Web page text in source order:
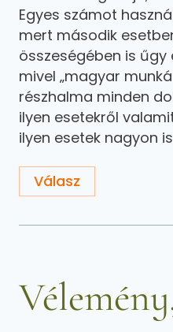
Egyes számot
mert második
összeségében is űgy
mivel „magyar
részhalma minden
ilyen esetekről
ilyen esetek nagyon
Válasz